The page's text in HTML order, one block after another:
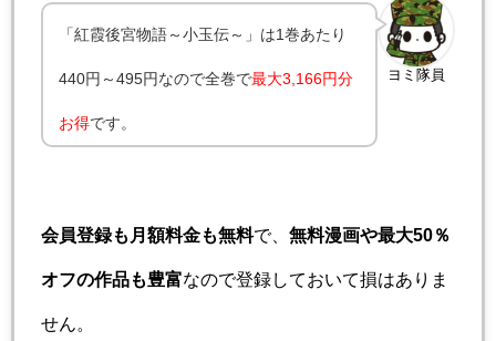
ヨミ隊員
「紅霞後宮物語～小玉伝～」は1巻あたり
440円～495円なので全巻で最大3,166円分
お得です。
会員登録も月額料金も無料で、 無料漫画や最大50％
オフの作品も豊富なので登録しておいて損はありま
せん。